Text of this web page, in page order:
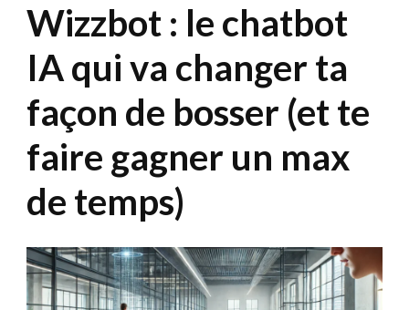
Wizzbot : le chatbot
IA qui va changer ta
façon de bosser (et te
faire gagner un max
de temps)